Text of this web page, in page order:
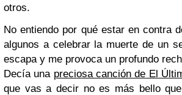
otros.
No entiendo por qué estar en contra
algunos a celebrar la muerte de un
escapa y me provoca un profundo
Decía una preciosa canción de El
que vas a decir no es más bello